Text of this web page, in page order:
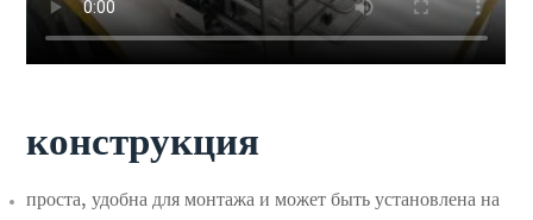
конструкция
проста, удобна для монтажа и может быть установлена на